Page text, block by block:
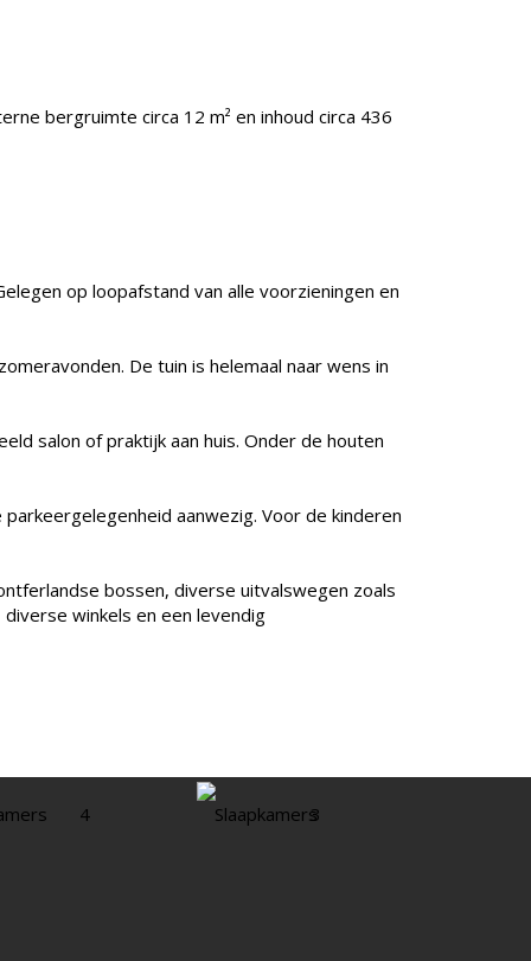
bergruimte circa 12 m² en inhoud circa 436
op loopafstand van alle voorzieningen en
De tuin is helemaal naar wens in
salon of praktijk aan huis. Onder de houten
aanwezig. Voor de kinderen
bossen, diverse uitvalswegen zoals
winkels en een levendig
4 Slaapkamers
3